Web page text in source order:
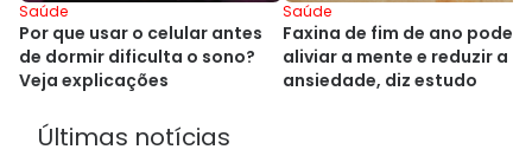
Saúde
Por que usar o celular antes
de dormir dificulta o sono?
Veja explicações
Saúde
Faxina de fim de ano pode
aliviar a mente e reduzir a
ansiedade, diz estudo
Últimas notícias